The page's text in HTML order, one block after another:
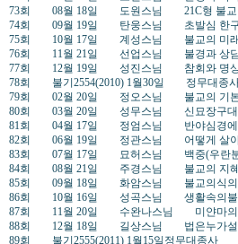
73회 08월 18일 도원스님 21C형 불교
74회 09월 19일 탄웅스님 초발심 한
75회 10월 17일 계성스님 불교의 미래
76회 11월 21일 선업스님 불경과 상
77회 12월 19일 성진스님 참회와 명
78회 불기2554(2010) 1월30일 정무대종
79회 02월 20일 정오스님 불교의 기본
80회 03월 20일 성무스님 신묘장구대
81회 04월 17일 정엄스님 반야심경에
82회 06월 19일 정관스님 어떻게 살아
83회 07월 17일 묘허스님 백중(우란분
84회 08월 21일 주경스님 불교의 지혜
85회 09월 18일 화암스님 불교의식의
86회 10월 16일 성곡스님 생활속의불
87회 11월 20일 수완나스님 미얀마의
88회 12월 18일 길상스님 법은누가설하
89회 불기2555(2011) 1월15일정무대종사